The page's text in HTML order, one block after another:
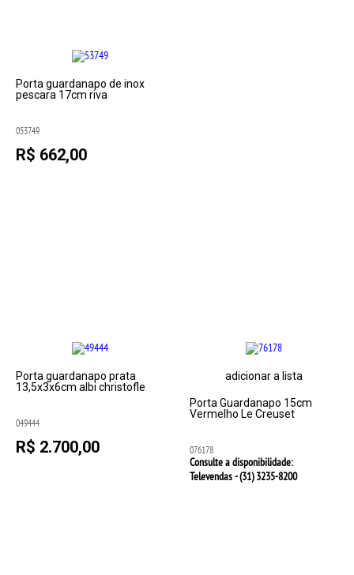
Porta guardanapo de inox
pescara 17cm riva
053749
R$ 662,00
Porta guardanapo prata
13,5x3x6cm albi christofle
049444
R$ 2.700,00
adicionar a lista
Porta Guardanapo 15cm
Vermelho Le Creuset
076178
Consulte a disponibilidade:
Televendas - (31)3235-8200